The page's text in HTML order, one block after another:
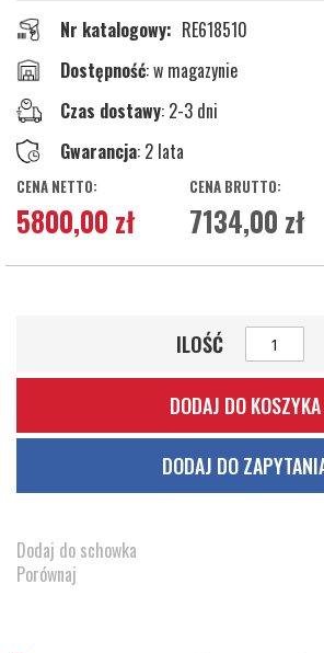
Nr katalogowy
RE618510
w magazynie
Czas dostawy: 2-3 dni
Gwarancja: 2 lata
7134,00 zł
5800,00 zł
ILOŚĆ
DODAJ DO KOSZYKA
DODAJ DO
Dodaj do schowka
Porównaj